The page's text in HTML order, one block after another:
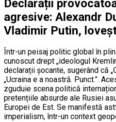
Declarații
agresive: Alexandr
Vladimir Putin,
Într-un peisaj politic global în
cunoscut drept „ideologul
declarații șocante, sugerând că
„Ucraina e a noastră. Punct.”.
zguduie scena politică
pretențiile absurde ale Rusiei
Europei de Est. Se manifestă
imperialism, într-un context